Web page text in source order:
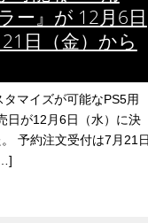
ー』が 12月6日
日（金）から
マイズが可能なPS5用
日が12月6日（水）に決
予約注文受付は7月21日